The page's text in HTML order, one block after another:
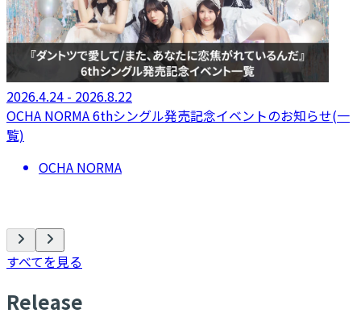
2026.4.24 - 2026.8.22
OCHA NORMA 6thシングル発売記念イベントのお知らせ(一
覧)
OCHA NORMA
すべてを見る
Release